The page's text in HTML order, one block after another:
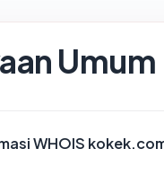
Umum
WHOIS